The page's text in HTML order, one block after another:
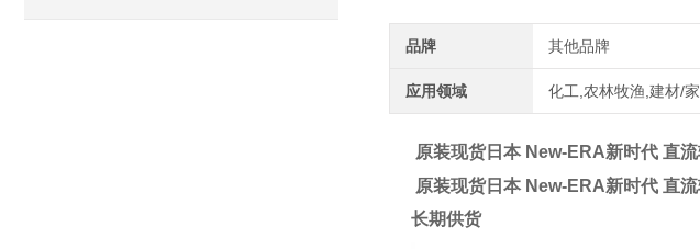
品牌 其他品牌
应用领域 化工,农林牧渔,建材/
原装现货日本 New-ERA新时代 直
原装现货日本 New-ERA新时代 直
长期供货